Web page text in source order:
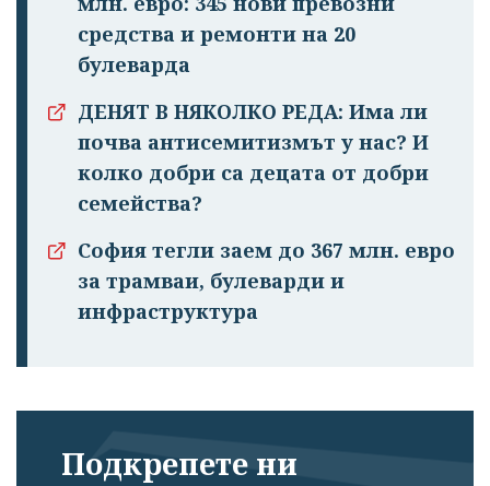
средства и ремонти на 20
булеварда
ДЕНЯТ В НЯКОЛКО РЕДА: Има ли
почва антисемитизмът у нас? И
колко добри са децата от добри
семейства?
София тегли заем до 367 млн. евро
за трамваи, булеварди и
инфраструктура
Подкрепете ни